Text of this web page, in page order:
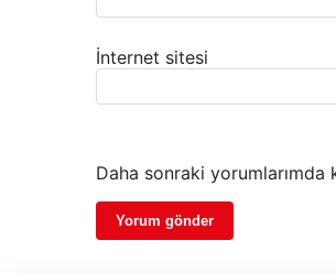
İnternet sitesi
Daha sonraki yorumlarımda